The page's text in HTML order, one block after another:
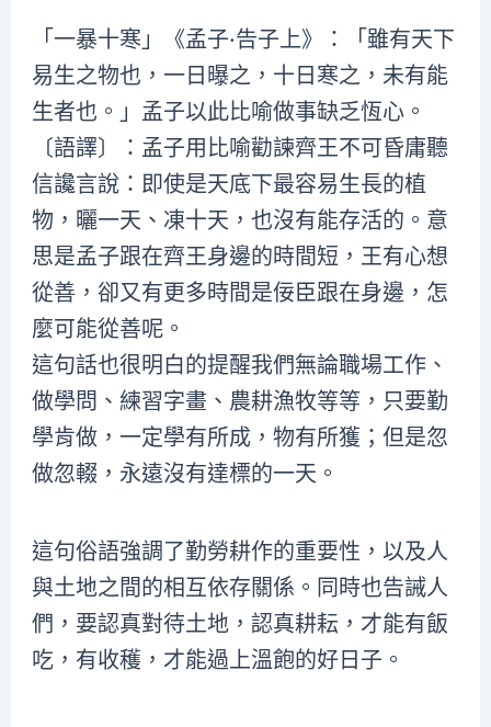
「一暴十寒」《孟子·告子上》：「雖有天下
易生之物也，一日曝之，十日寒之，未有能
生者也。」孟子以此比喻做事缺乏恆心。
〔語譯〕：孟子用比喻勸諫齊王不可昏庸聽
信讒言說：即使是天底下最容易生長的植
物，曬一天、凍十天，也沒有能存活的。意
思是孟子跟在齊王身邊的時間短，王有心想
從善，卻又有更多時間是佞臣跟在身邊，怎
麼可能從善呢。
這句話也很明白的提醒我們無論職場工作、
做學問、練習字畫、農耕漁牧等等，只要勤
學肯做，一定學有所成，物有所獲；但是忽
做忽輟，永遠沒有達標的一天。
這句俗語強調了勤勞耕作的重要性，以及人
與土地之間的相互依存關係。同時也告誡人
們，要認真對待土地，認真耕耘，才能有飯
吃，有收穫，才能過上溫飽的好日子。